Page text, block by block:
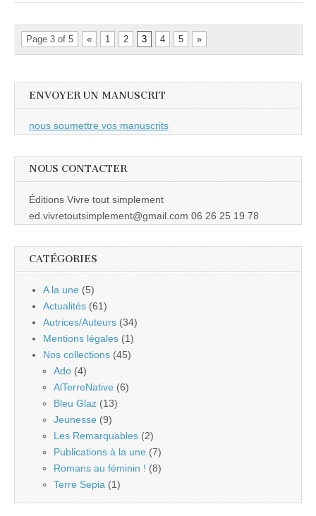
Page 3 of 5 « 1 2 3 4 5 »
ENVOYER UN MANUSCRIT
nous soumettre vos manuscrits
NOUS CONTACTER
Éditions Vivre tout simplement
ed.vivretoutsimplement@gmail.com 06 26 25 19 78
CATÉGORIES
A la une (5)
Actualités (61)
Autrices/Auteurs (34)
Mentions légales (1)
Nos collections (45)
Ado (4)
AlTerreNative (6)
Bleu Glaz (13)
Jeunesse (9)
Les Remarquables (2)
Publications à la une (7)
Romans au féminin ! (8)
Terre Sepia (1)